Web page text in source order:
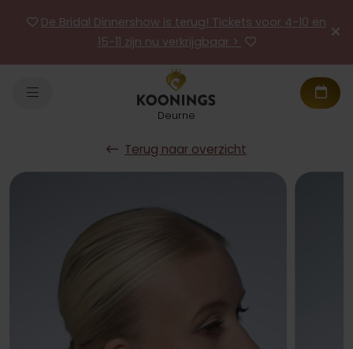
De Bridal Dinnershow is terug! Tickets voor 4-10 en
15-11 zijn nu verkrijgbaar >
Deurne
Terug naar overzicht